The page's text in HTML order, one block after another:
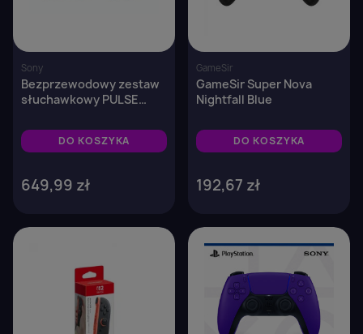
Sony
Bezprzewodowy zestaw
słuchawkowy PULSE
DO KOSZYKA
649,99 zł
GameSir
GameSir Super Nova
Nightfall Blue
DO KOSZYKA
192,67 zł
favorite_border